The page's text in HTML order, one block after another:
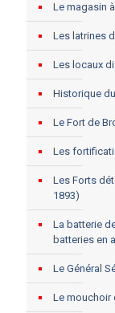
Le magasin
Les latrines
Les locaux
Historique
Le Fort de
Les
Les Forts
1893)
La batterie
batteries en
Le Général
Le mouchoir